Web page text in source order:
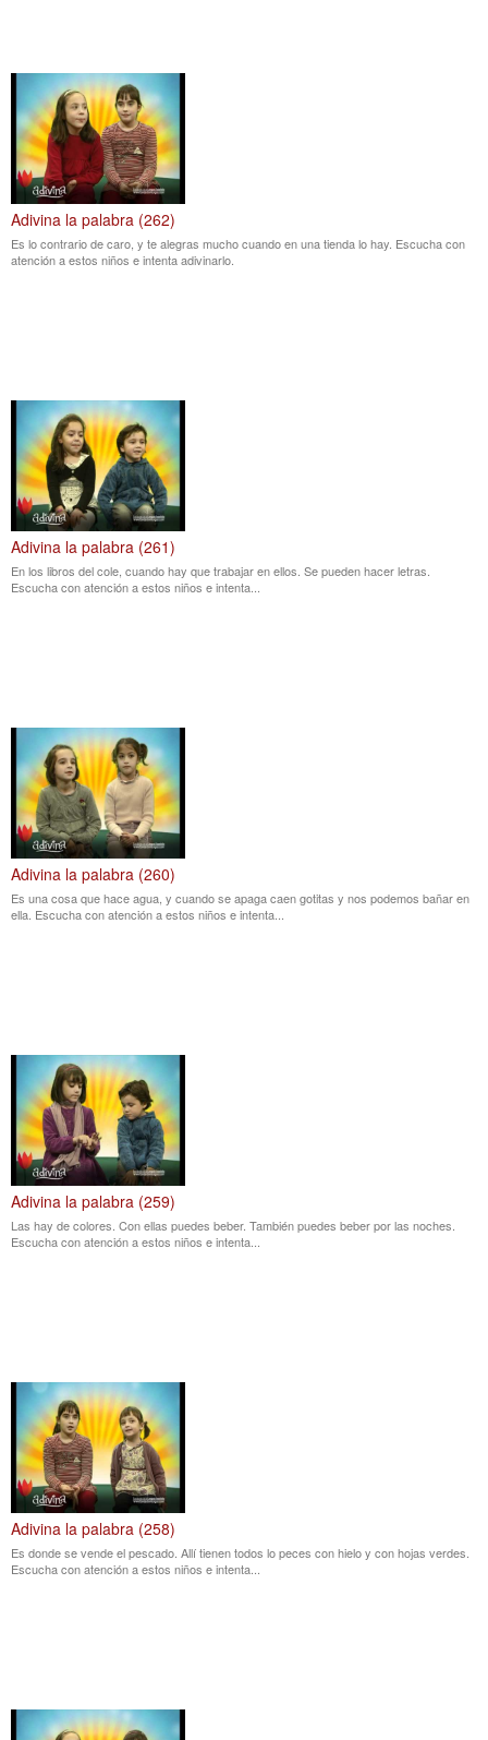
Adivina la palabra (262)
Es lo contrario de caro, y te alegras mucho cuando en una tienda lo hay. Escucha con
atención a estos niños e intenta adivinarlo.
Adivina la palabra (261)
En los libros del cole, cuando hay que trabajar en ellos. Se pueden hacer letras.
Escucha con atención a estos niños e intenta...
Adivina la palabra (260)
Es una cosa que hace agua, y cuando se apaga caen gotitas y nos podemos bañar en
ella. Escucha con atención a estos niños e intenta...
Adivina la palabra (259)
Las hay de colores. Con ellas puedes beber. También puedes beber por las noches.
Escucha con atención a estos niños e intenta...
Adivina la palabra (258)
Es donde se vende el pescado. Allí tienen todos lo peces con hielo y con hojas verdes.
Escucha con atención a estos niños e intenta...